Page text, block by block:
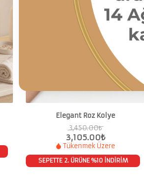
Elegant Roz Kolye
3,450.00₺
3,105.00₺
Tükenmek Üzere
SEPETTE 2. ÜRÜNE %10 İNDİRİM